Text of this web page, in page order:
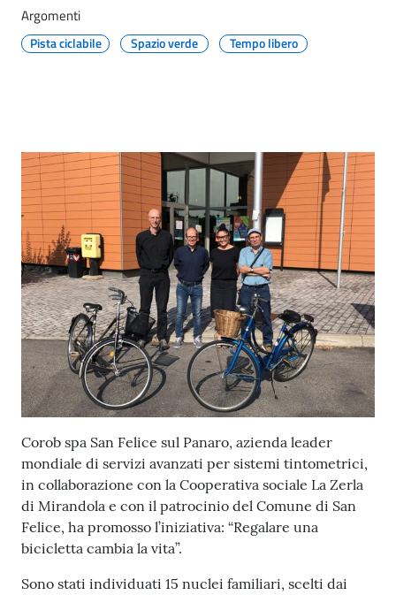
a
n
c
i
a
n
i
C
o
n
s
i
g
l
i
o
o
n
l
i
n
e
Argomenti
Pista ciclabile Spazio verde Tempo libero
Contenuto
Corob spa San Felice sul Panaro, azienda leader
mondiale di servizi avanzati per sistemi tintometrici,
in collaborazione con la Cooperativa sociale La Zerla
di Mirandola e con il patrocinio del Comune di San
Felice, ha promosso l’iniziativa: “Regalare una
bicicletta cambia la vita”.
Sono stati individuati 15 nuclei familiari, scelti dai